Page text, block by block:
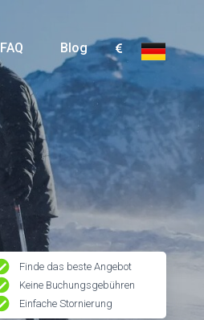
FAQ Blog
Finde das beste Angebot
Keine Buchungsgebühren
Einfache Stornierung